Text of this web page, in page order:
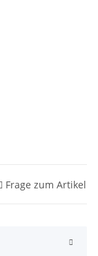
Frage zum Artikel